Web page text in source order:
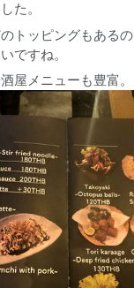
た。
トッピングもある
ですね。
屋メニューも豊富。